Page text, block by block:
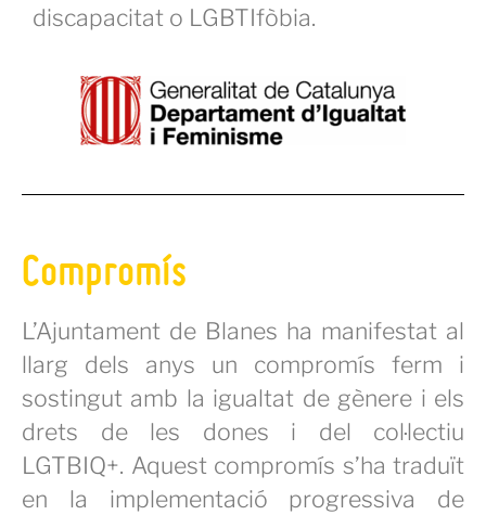
discapacitat o LGBTIfòbia.
Compromís
L’Ajuntament de Blanes ha manifestat al
llarg dels anys un compromís ferm i
sostingut amb la igualtat de gènere i els
drets de les dones i del col·lectiu
LGTBIQ+. Aquest compromís s’ha traduït
en la implementació progressiva de